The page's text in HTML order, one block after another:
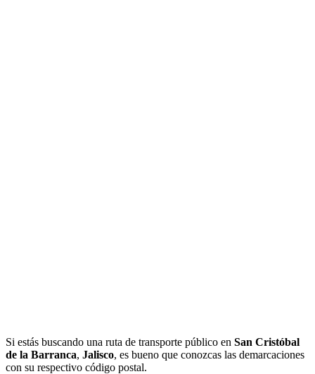
Si estás buscando una ruta de transporte público en San Cristóbal
de la Barranca, Jalisco, es bueno que conozcas las demarcaciones
con su respectivo código postal.